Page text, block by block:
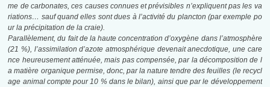
me de carbonates, ces causes connues et prévisibles n’expliquent pas les va
riations… sauf quand elles sontdues à l’activité du plancton (par exemple po
ur la précipitation de la craie).
Parallèlement, du fait de la haute concentration d’oxygène dans l’atmosphère
(21 %), l’assimilation d’azote atmosphérique devenait anecdotique, une care
nce heureusement atténuée, mais pas compensée, par la décomposition de l
a matière organique permise, donc, par la nature tendre des feuilles (le recycl
age animal compte pour 10 % dans le bilan), ainsi que par le développement